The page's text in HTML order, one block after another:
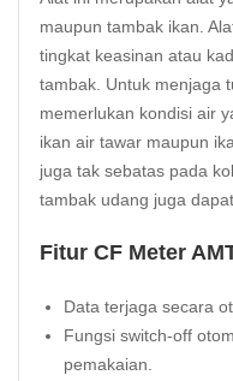
maupun tambak ikan.
tingkat keasinan atau
tambak. Untuk menjaga
memerlukan kondisi air
ikan air tawar maupun
juga tak sebatas pada
tambak udang juga
Fitur CF Meter
Data terjaga secara
Fungsi switch-off
pemakaian.